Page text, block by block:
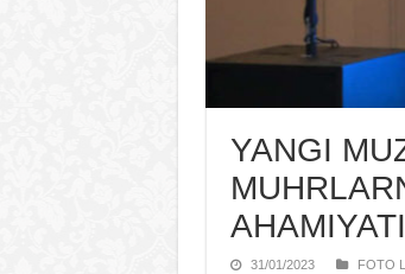
YANGI
AHAMIYATI
31/01/2023 FOTO